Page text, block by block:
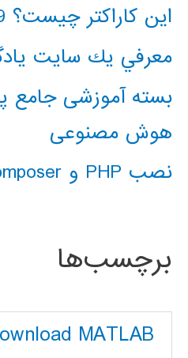
این کاراکتر چیست؟ 65279
معرفي يك سايت
بسته آموزشی جامع
هوش مصنوعی
نصب PHP و composer در ویندوز 10
برچسب‌ها
MATLAB